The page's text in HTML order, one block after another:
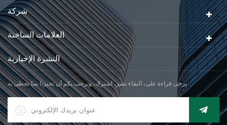
شركة
العلامات الساخنة
النشرة الإخبارية
يرجى قراءة على، البقاء نشر، اشترك، ونرحب بكم أن تخبرنا بما تحظى به.